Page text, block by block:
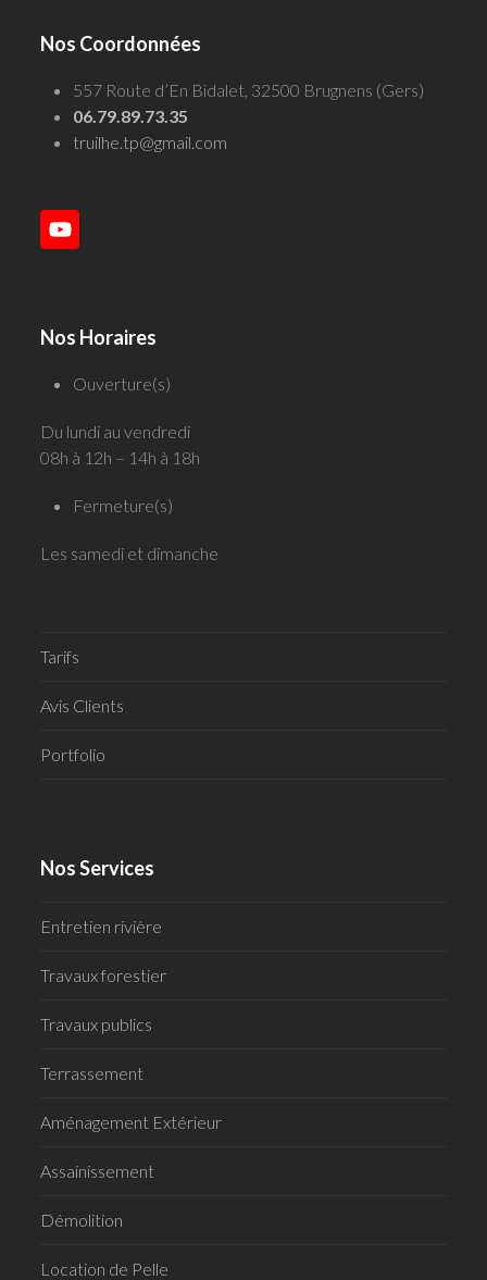
Nos Coordonnées
557 Route d’En Bidalet, 32500 Brugnens (Gers)
06.79.89.73.35
truilhe.tp@gmail.com
YouTube
Nos Horaires
Ouverture(s)
Du lundi au vendredi
08h à 12h – 14h à 18h
Fermeture(s)
Les samedi et dimanche
Tarifs
Avis Clients
Portfolio
Nos Services
Entretien rivière
Travaux forestier
Travaux publics
Terrassement
Aménagement Extérieur
Assainissement
Démolition
Location de Pelle